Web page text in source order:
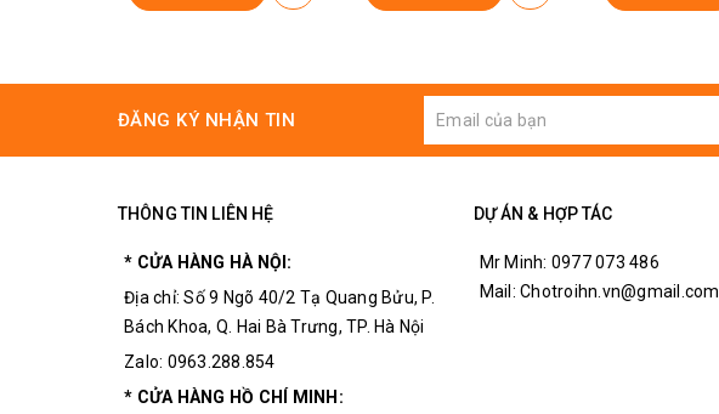
ĐĂNG KÝ NHẬN TIN
THÔNG TIN LIÊN HỆ
* CỬA HÀNG HÀ NỘI:
Địa chỉ: Số 9 Ngõ 40/2 Tạ Quang Bửu, P.
Bách Khoa, Q. Hai Bà Trưng, TP. Hà Nội
Zalo: 0963.288.854
* CỬA HÀNG HỒ CHÍ MINH:
DỰ ÁN & HỢP TÁC
Mr Minh: 0977 073 486
Mail: Chotroihn.vn@gmail.com